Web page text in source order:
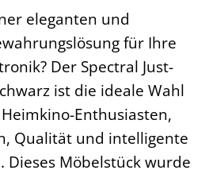
eleganten und
für Ihre
Der Spectral Just-
ist die ideale Wahl
Enthusiasten,
Qualität und intelligente
Dieses Möbelstück wurde